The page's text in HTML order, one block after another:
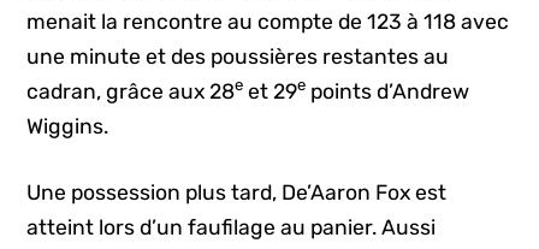
menait la rencontre au compte de 123 à 118 avec
une minute et des poussières restantes au
cadran, grâce aux 28e et 29e points d’Andrew
Wiggins.
Une possession plus tard, De’Aaron Fox est
atteint lors d’un faufilage au panier. Aussi